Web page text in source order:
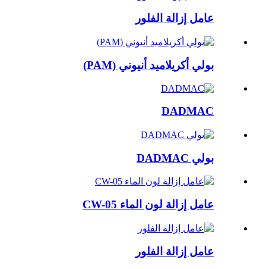
عامل إزالة الفلور
بولي أكريلاميد أنيوني (PAM)
DADMAC
بولي DADMAC
عامل إزالة لون الماء CW-05
عامل إزالة الفلور